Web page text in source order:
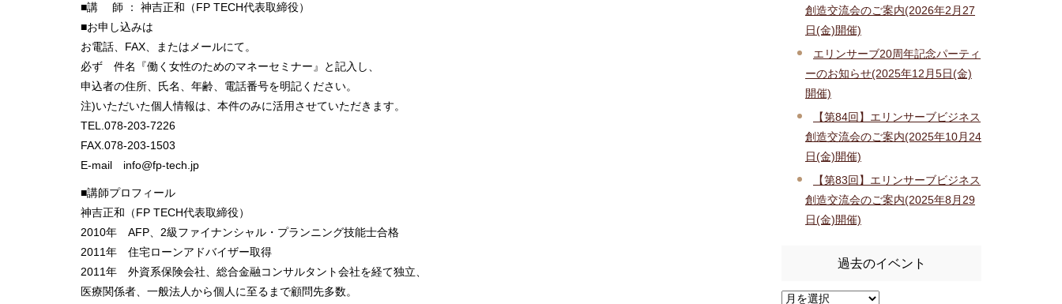
■講 師 ： 神吉正和（FP TECH代表取締役）
■お申し込みは
お電話、FAX、またはメールにて。
必ず 件名『働く女性のためのマネーセミナー』と記入し、
申込者の住所、氏名、年齢、電話番号を明記ください。
注)いただいた個人情報は、本件のみに活用させていただきます。
TEL.078-203-7226
FAX.078-203-1503
E-mail info@fp-tech.jp
■講師プロフィール
神吉正和（FP TECH代表取締役）
2010年 AFP、2級ファイナンシャル・プランニング技能士合格
2011年 住宅ローンアドバイザー取得
2011年 外資系保険会社、総合金融コンサルタント会社を経て独立、
医療関係者、一般法人から個人に至るまで顧問先多数。
創造交流会のご案内(2026年2月27
日(金)開催)
エリンサーブ20周年記念パーティ
ーのお知らせ(2025年12月5日(金)
開催)
【第84回】エリンサーブビジネス
創造交流会のご案内(2025年10月24
日(金)開催)
【第83回】エリンサーブビジネス
創造交流会のご案内(2025年8月29
日(金)開催)
過去のイベント